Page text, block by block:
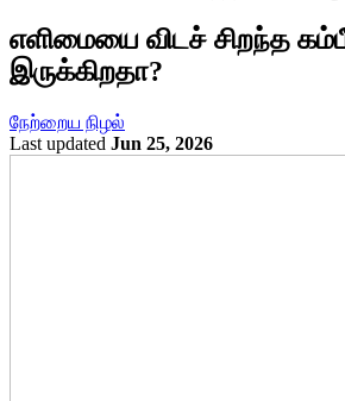
எளிமையை விடச் சிறந்த
இருக்கிறதா?
நேற்றைய நிழல்
Last updated Jun 25, 2026